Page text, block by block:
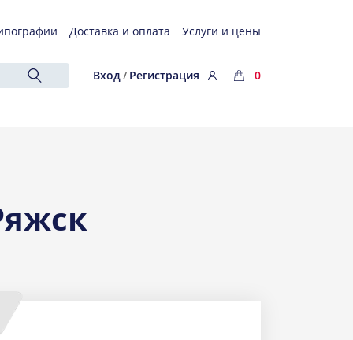
Доставка и оплата Услуги и цены
Вход/ Регистрация 0